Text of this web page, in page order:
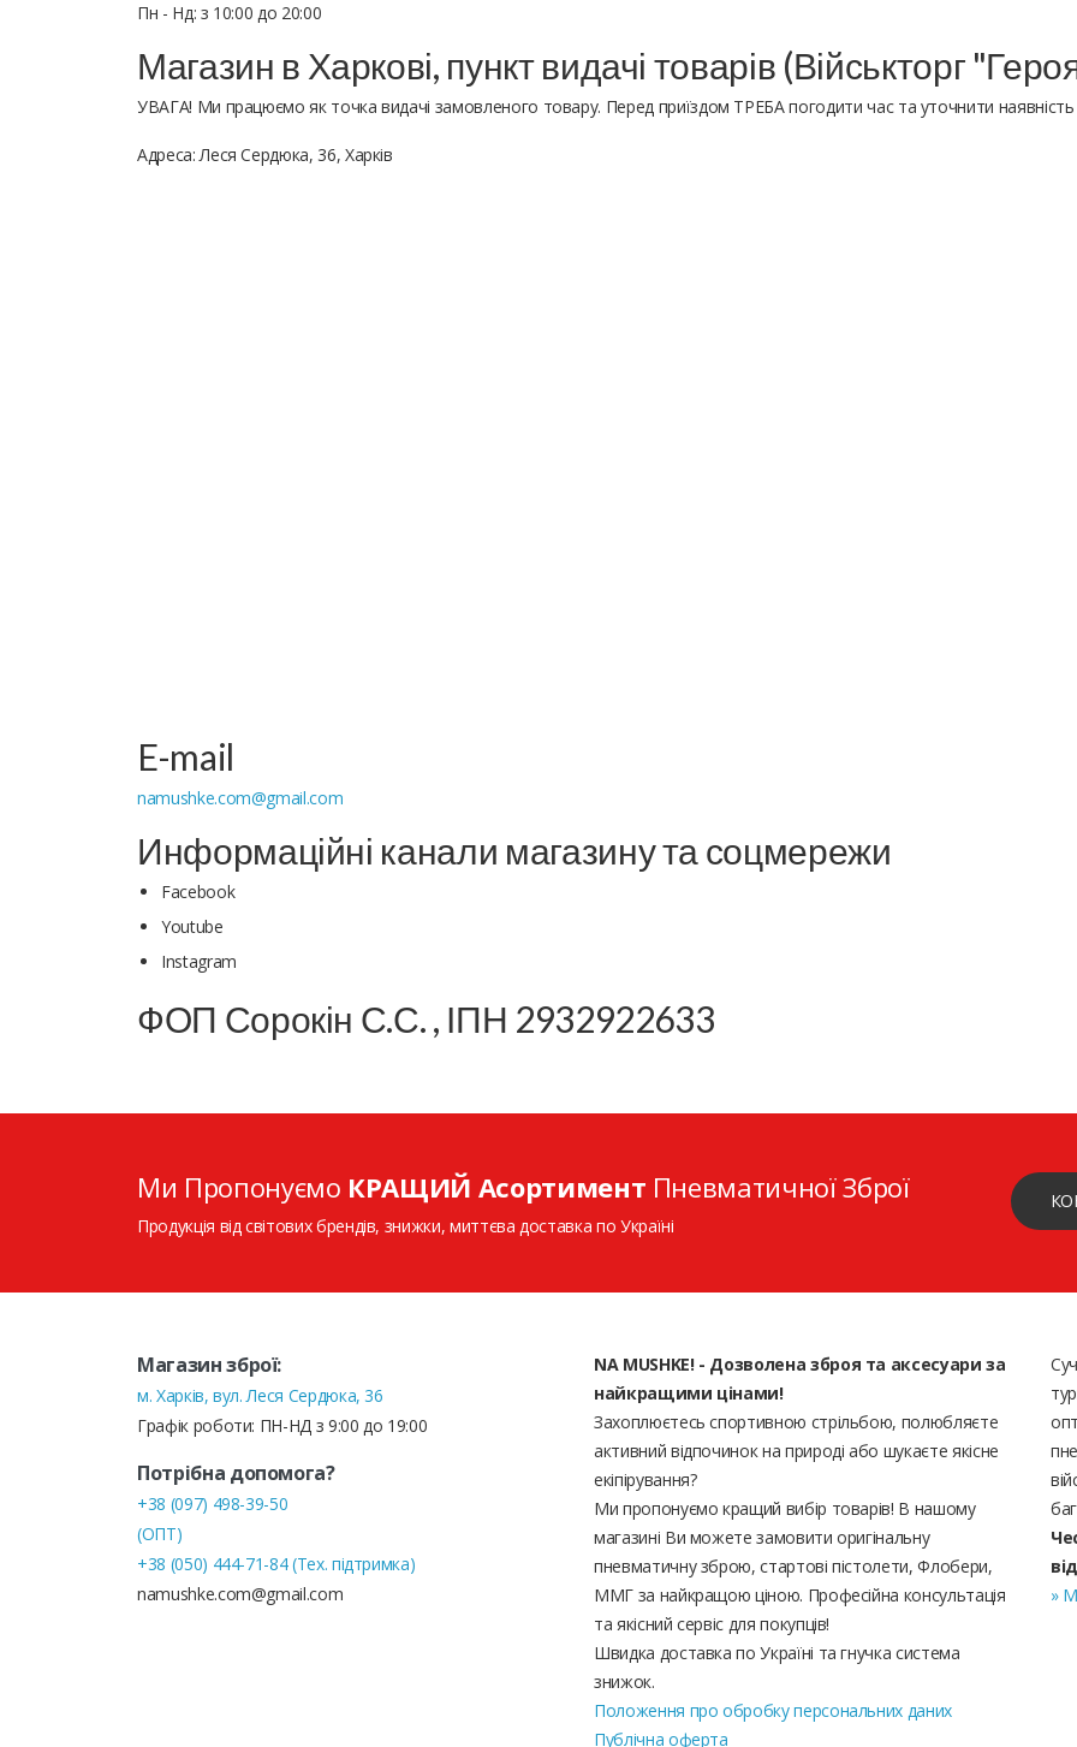
Пн - Нд: з 10:00 до 20:00
Магазин в Харкові, пункт видачі товарів (Військторг
УВАГА! Ми працюємо як точка видачі замовленого товару. Перед приїздом ТРЕБА погодити час та уточнити
Адреса: Леся Сердюка, 36, Харків
E-mail
namushke.com@gmail.com
Информаційні канали магазину та соцмережи
Facebook
Youtube
Instagram
ФОП Сорокін С.С. , ІПН 2932922633
Ми Пропонуємо КРАЩИЙ Асортимент Пневматичної Зброї
Продукція від світових брендів, знижки, миттєва доставка по Україні
Магазин зброї:
м. Харків, вул. Леся Сердюка, 36
Графік роботи: ПН-НД з 9:00 до 19:00
Потрібна допомога?
+38 (097) 498-39-50
(ОПТ)
+38 (050) 444-71-84 (Тех. підтримка)
namushke.com@gmail.com
NA MUSHKE! - Дозволена зброя та аксесуари за
найкращими цінами!
Захоплюєтесь спортивною стрільбою, полюбляєте
активний відпочинок на природі або шукаєте якісне
екіпірування?
Ми пропонуємо кращий вибір товарів! В нашому
магазині Ви можете замовити оригінальну
пневматичну зброю, стартові пістолети, Флобери,
ММГ за найкращою ціною. Професійна консультація
та якісний сервіс для покупців!
Швидка доставка по Україні та гнучка система
знижок.
Положення про обробку персональних даних
Публічна оферта
»